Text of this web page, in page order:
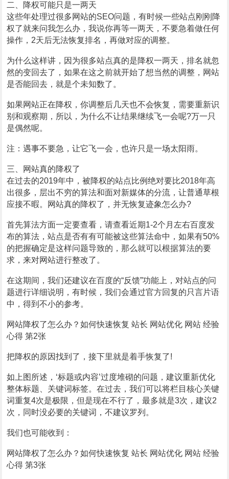
二、降权可能只是一两天
这些年处理过很多网站的SEO问题，有时候一些站点刚刚降
权了就来问我怎么办，我说你再等一两天，不要急着做任何
操作，2天后无法恢复排名，再做对应的调整。
为什么这样讲，因为很多站点真的是降权一两天，排名就忽
然的变回去了，如果在这之前就开始了想当然的调整，网站
是否能回去，就是个未知数了。
如果网站正在降权，你调整后几天也不会恢复，需要重新识
别和观察期，所以，为什么不让结果继续飞一会呢?万一只
是偶然呢。
注：遇事不要急，让它飞一会，也许只是一场太阳雨。
三、网站真的降权了
在过去的2019年中，被降权的站点比例绝对要比2018年高
出很多，层出不穷的算法和面对新媒体的分流，让普通草根
应接不暇。网站真的降权了，并无恢复迹象怎么办?
首先算法方面一定要查看，请查看近期1-2个月左右百度发
布的算法，站点是否有有可能被这些算法命中，如果有50%
的把握确定是这样问题导致的，那么就可以根据算法的要
求，来对网站进行整改了。
在这期间，我们还建议在百度的“反馈”功能上，对站点的问
题进行详细说明，有时候，我们会通过官方回复的只言片语
中，得到不小的参考。
网站降权了怎么办？如何快速恢复 站长 网站优化 网站 经验
心得 第2张
把降权的原因找到了，接下里就是着手恢复了!
如上图所述，‘标题或内容’过度堆砌的问题，建议重新优化
整体标题、关键词标签。在过去，我们可以将栏目核心关键
词重复4次是极限，但是现在不行了，最多就是3次，建议2
次，同时没必要的关键词，不建议罗列。
我们也可能收到：
网站降权了怎么办？如何快速恢复 站长 网站优化 网站 经验
心得 第3张